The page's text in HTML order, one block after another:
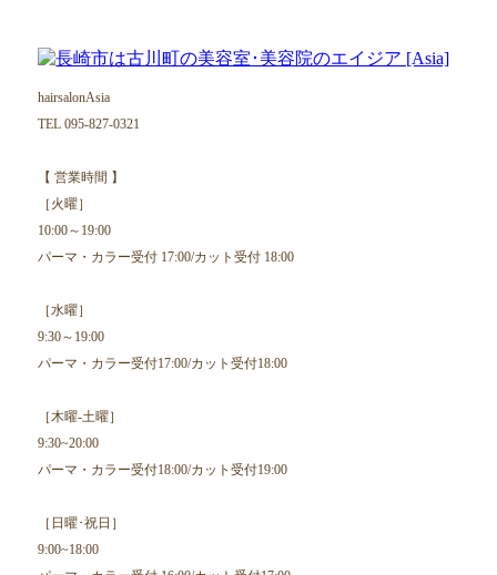
hairsalonAsia
TEL 095-827-0321
【 営業時間 】
［火曜］
10:00～19:00
パーマ・カラー受付 17:00/カット受付 18:00
［水曜］
9:30～19:00
パーマ・カラー受付17:00/カット受付18:00
［木曜-土曜］
9:30~20:00
パーマ・カラー受付18:00/カット受付19:00
［日曜･祝日］
9:00~18:00